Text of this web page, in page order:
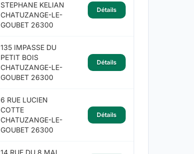
STEPHANE KELIAN
CHATUZANGE-LE-
GOUBET 26300
Détails
135 IMPASSE DU
PETIT BOIS
CHATUZANGE-LE-
GOUBET 26300
Détails
6 RUE LUCIEN
COTTE
CHATUZANGE-LE-
GOUBET 26300
Détails